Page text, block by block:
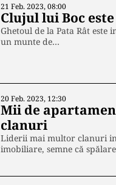
21 Feb. 2023, 08:00
Clujul lui Boc
Ghetoul de la Pata Rât este
un munte de…
20 Feb. 2023, 12:30
Mii de
clanuri
Liderii mai multor clanuri
imobiliare, semne că